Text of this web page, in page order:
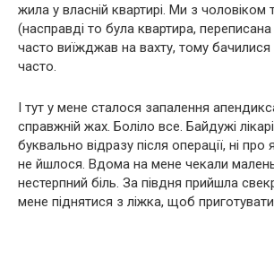
жила у власній квартирі. Ми з чоловіком
(насправді то була квартира, переписана
часто виїжджав на вахту, тому
часто.
І тут у мене сталося запалення
справжній жах. Боліло все. Байдужі
буквально відразу після операції, ні про
не йшлося. Вдома на мене чекали
нестерпний біль. За півдня прийшла
мене піднятися з ліжка, щоб